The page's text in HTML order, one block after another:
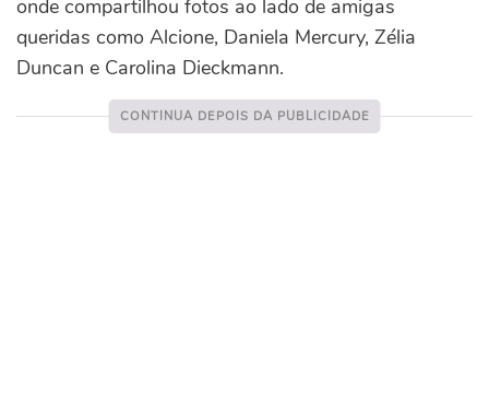
onde compartilhou fotos ao lado de amigas
queridas como Alcione, Daniela Mercury, Zélia
Duncan e Carolina Dieckmann.